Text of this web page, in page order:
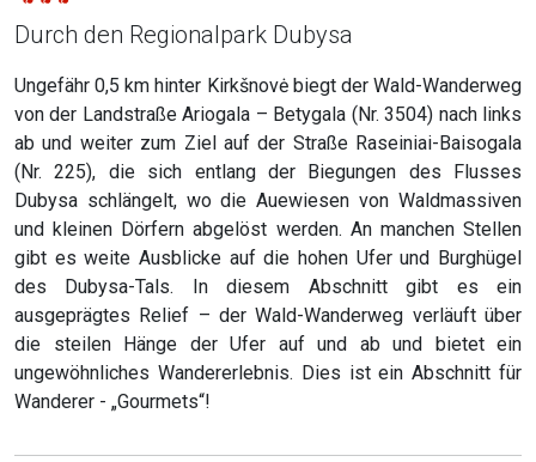
Durch den Regionalpark Dubysa
Ungefähr 0,5 km hinter Kirkšnovė biegt der Wald-Wanderweg
von der Landstraße Ariogala – Betygala (Nr. 3504) nach links
ab und weiter zum Ziel auf der Straße Raseiniai-Baisogala
(Nr. 225), die sich entlang der Biegungen des Flusses
Dubysa schlängelt, wo die Auewiesen von Waldmassiven
und kleinen Dörfern abgelöst werden. An manchen Stellen
gibt es weite Ausblicke auf die hohen Ufer und Burghügel
des Dubysa-Tals. In diesem Abschnitt gibt es ein
ausgeprägtes Relief – der Wald-Wanderweg verläuft über
die steilen Hänge der Ufer auf und ab und bietet ein
ungewöhnliches Wandererlebnis. Dies ist ein Abschnitt für
Wanderer - „Gourmets“!